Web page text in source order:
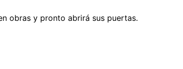
obras y pronto abrirá sus puertas.